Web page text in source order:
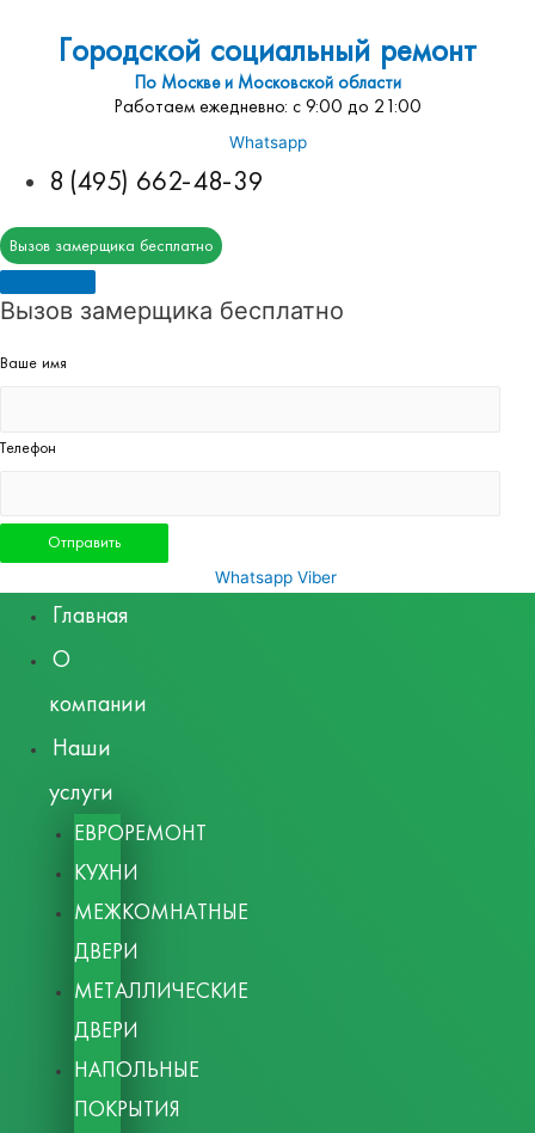
Городской социальный ремонт
По Москве и Московской области
Работаем ежедневно: с 9:00 до 21:00
Whatsapp
8 (495) 662-48-39
Вызов замерщика бесплатно
Вызов замерщика бесплатно
Ваше имя
Телефон
Whatsapp Viber
Главная
О
компании
Наши
услуги
ЕВРОРЕМОНТ
КУХНИ
МЕЖКОМНАТНЫЕ
ДВЕРИ
МЕТАЛЛИЧЕСКИЕ
ДВЕРИ
НАПОЛЬНЫЕ
ПОКРЫТИЯ